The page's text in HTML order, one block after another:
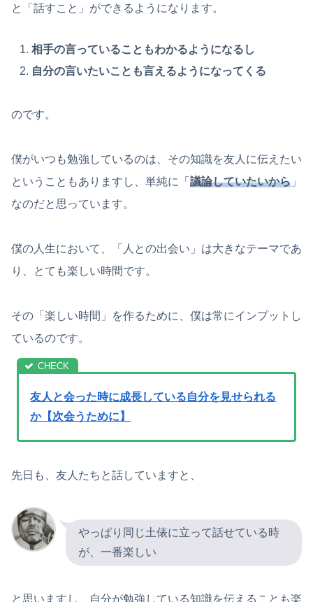
と「話すこと」ができるようになります。
相手の言っていることもわかるようになるし
自分の言いたいことも言えるようになってくる
のです。
僕がいつも勉強しているのは、その知識を友人に伝えたい
ということもありますし、単純に「 議論していたいから 」
なのだと思っています。
僕の人生において、「人との出会い」は大きなテーマであ
り、とても楽しい時間です。
その「楽しい時間」を作るために、僕は常にインプットし
ているのです。
友人と会った時に成長している自分を見せられる
か【次会うために】
先日も、友人たちと話していますと、
やっぱり同じ土俵に立って話せている時
が、一番楽しい
と思いますし、自分が勉強している知識を伝えることも楽